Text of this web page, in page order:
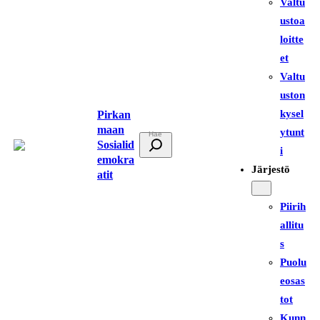
Pirkan
maan
Sosialid
emokra
atit
t
ustoa
loitte
et
Valtu
uston
kysel
ytunt
i
Järjestö
Piirih
allitu
s
Puolu
eosas
tot
Kunn